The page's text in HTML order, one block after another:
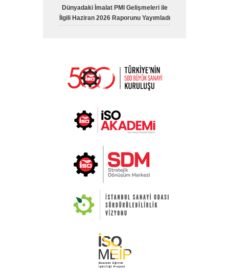
Dünyadaki İmalat PMI Gelişmeleri ile
İlgili Haziran 2026 Raporunu Yayımladı